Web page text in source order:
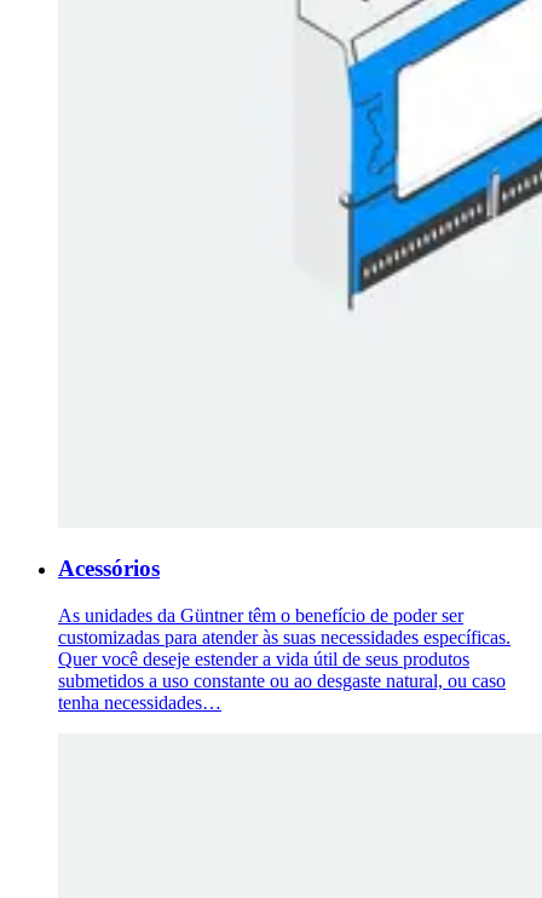
Acessórios
As unidades da Güntner têm o benefício de poder ser
customizadas para atender às suas necessidades específicas.
Quer você deseje estender a vida útil de seus produtos
submetidos a uso constante ou ao desgaste natural, ou caso
tenha necessidades…